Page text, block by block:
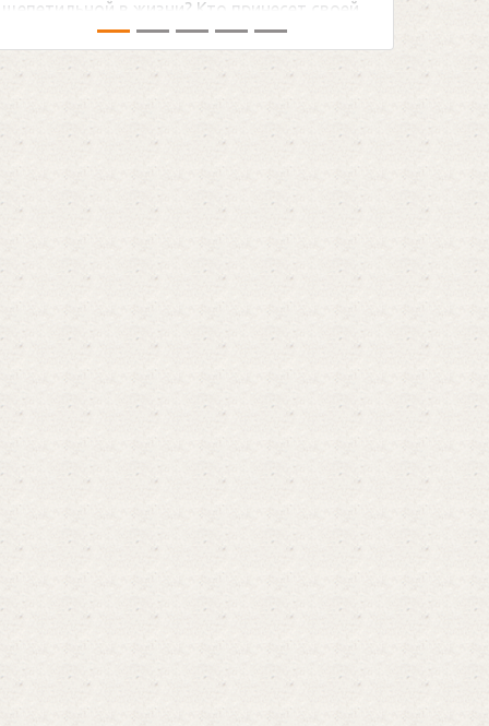
своей ...
хоккейная тема последних лет в
сезоном Национальной хоккейной лиги —